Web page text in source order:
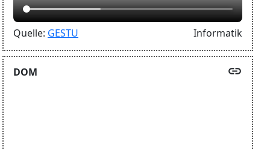
Quelle: GESTU Informatik
DOM link